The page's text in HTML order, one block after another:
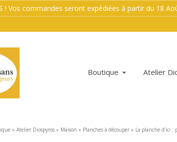
Boutique Atelier
» Atelier Diospyros » Maison » Planches à découper » La planche d’ici :
! Vos commandes seront expédiées à partir du 18